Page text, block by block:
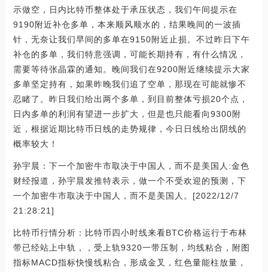
示做空，日内比特币整体处于承压状态，我们午间提示在
9190附近补仓多单，本来顺风顺水的，结果晚间的一波插
针，无奈让我们早间的多单在9150附近止损。不过昨日下午
补仓的多单，我们特意强调，可能长期持有，有什么情况，
需要等待张晶霖的通知。晚间我们在9200附近继续提示大家
多单坚定持有，如果昨晚我们追了空单，那现在可能就惨不
忍睹了。昨日我们给出两个多单，到目前整体亏损20个点，
日内多单的利润有望进一步扩大，但是也只能看向9300附
近，根据近期比特币日线的走势规律，今日日线给出阴线的
概率较大！
孙宇晨：下一个加密牛市取决于中国人，而不是美国人:金色
财经报道，孙宇晨发推特表示，做一个不受欢迎的预测，下
一个加密牛市取决于中国人，而不是美国人。[2022/12/7
21:28:21]
比特币行情分析：比特币四小时线来看BTC价格运行于布林
带已经站上中轨，，受上轨9320一带压制，均线粘合，附图
指标MACD指标快慢线粘合，形成金叉，红色量能柱放量，